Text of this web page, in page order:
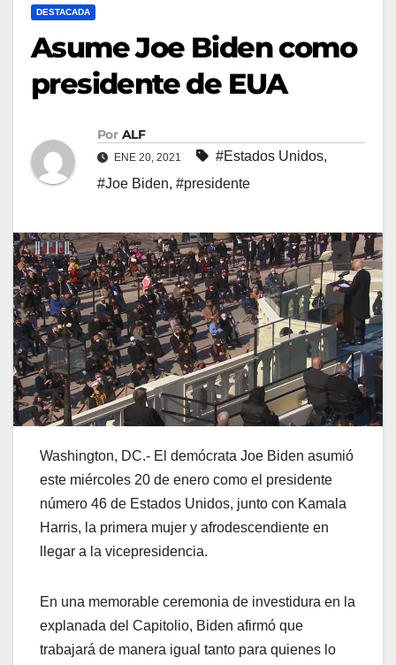
DESTACADA
Asume Joe Biden como
presidente de EUA
Por ALF
ENE 20, 2021 #Estados Unidos,
#Joe Biden, #presidente
Washington, DC.- El demócrata Joe Biden asumió
este miércoles 20 de enero como el presidente
número 46 de Estados Unidos, junto con Kamala
Harris, la primera mujer y afrodescendiente en
llegar a la vicepresidencia.
En una memorable ceremonia de investidura en la
explanada del Capitolio, Biden afirmó que
trabajará de manera igual tanto para quienes lo